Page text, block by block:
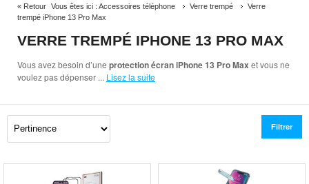
« Retour Vous êtes ici : Accessoires téléphone Verre trempé
Verre
trempé iPhone 13 Pro Max
VERRE TREMPÉ IPHONE 13 PRO MAX
Vous avez besoin d’une protection écran iPhone 13 Pro Max et vous ne
voulez pas dépenser ... Lisez la suite
Filtrer